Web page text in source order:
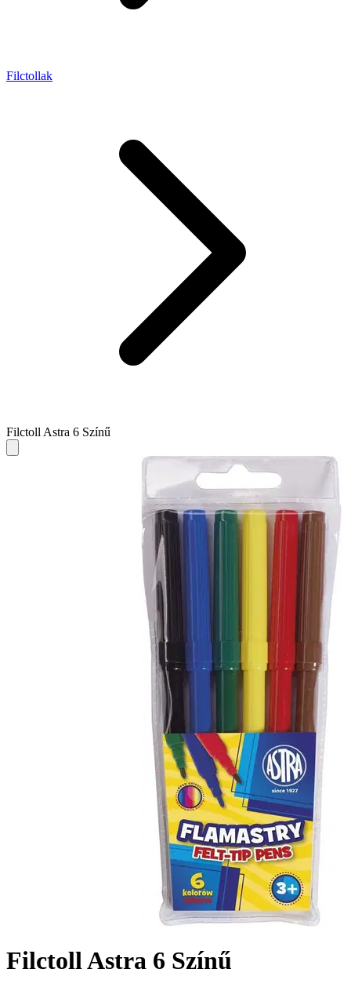
Filctollak
Filctoll Astra 6 Színű
Filctoll Astra 6 Színű